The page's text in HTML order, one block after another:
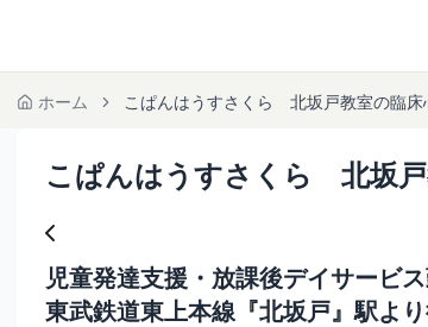
ホーム こぱんはうすさくら 北坂戸教室の臨床
こぱんはうすさくら 北坂戸
児童発達支援・放課後デイサー
東武鉄道東上本線『北坂戸』駅よ